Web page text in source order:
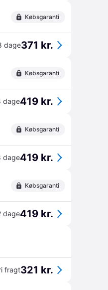
Købsgaranti
dage371 kr.
Købsgaranti
dage419 kr.
Købsgaranti
dage419 kr.
Købsgaranti
dage419 kr.
fragt321 kr.